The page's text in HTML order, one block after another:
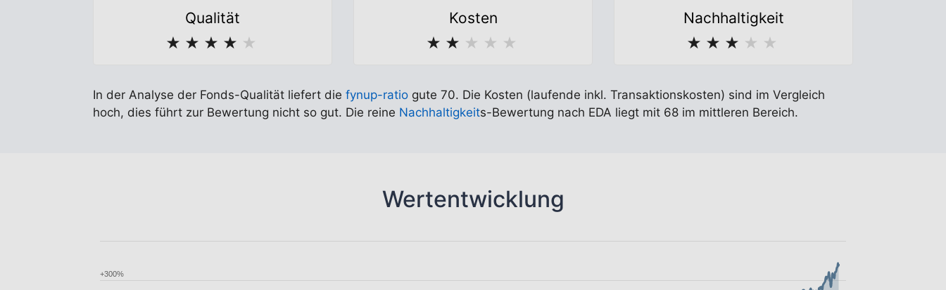
Qualität
★ ★ ★ ★ ★
Kosten
★ ★ ★ ★ ★
Nachhaltigkeit
★ ★ ★ ★ ★
In der Analyse der Fonds-Qualität liefert die fynup-ratio gute 70. Die Kosten (laufende inkl. Transaktionskosten) sind im Vergleich
hoch, dies führt zur Bewertung nicht so gut. Die reine Nachhaltigkeits-Bewertung nach EDA liegt mit 68 im mittleren Bereich.
Wertentwicklung
+300%